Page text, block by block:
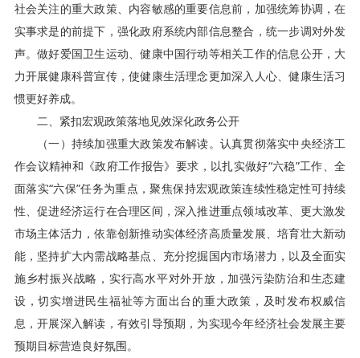
社会关注的重大政策、内容敏感的重要信息前，加强统筹协调，在
实事求是的前提下，强化政府系统内部信息整合，统一步调对外发
声。做好爱国卫生运动、健康中国行动等相关工作的信息公开，大
力开展健康科普宣传，使健康生活理念更加深入人心、健康生活习
惯更好养成。
二、紧扣宏观政策落地见效深化政务公开
（一）持续加强重大政策发布解读。认真贯彻落实中央经济工
作会议精神和《政府工作报告》要求，以扎实做好“六稳”工作、全
面落实“六保”任务为重点，聚焦保持宏观政策连续性稳定性可持续
性、促进经济运行在合理区间，深入推进重点领域改革、更大激发
市场主体活力，依靠创新推动实体经济高质量发展、培育壮大新动
能，坚持扩大内需战略基点、充分挖掘国内市场潜力，以及全面实
施乡村振兴战略，实行高水平对外开放，加强污染防治和生态建
设，切实增进民生福祉等方面出台的重大政策，及时发布权威信
息，开展深入解读，有效引导预期，为实现今年经济社会发展主要
预期目标营造良好氛围。